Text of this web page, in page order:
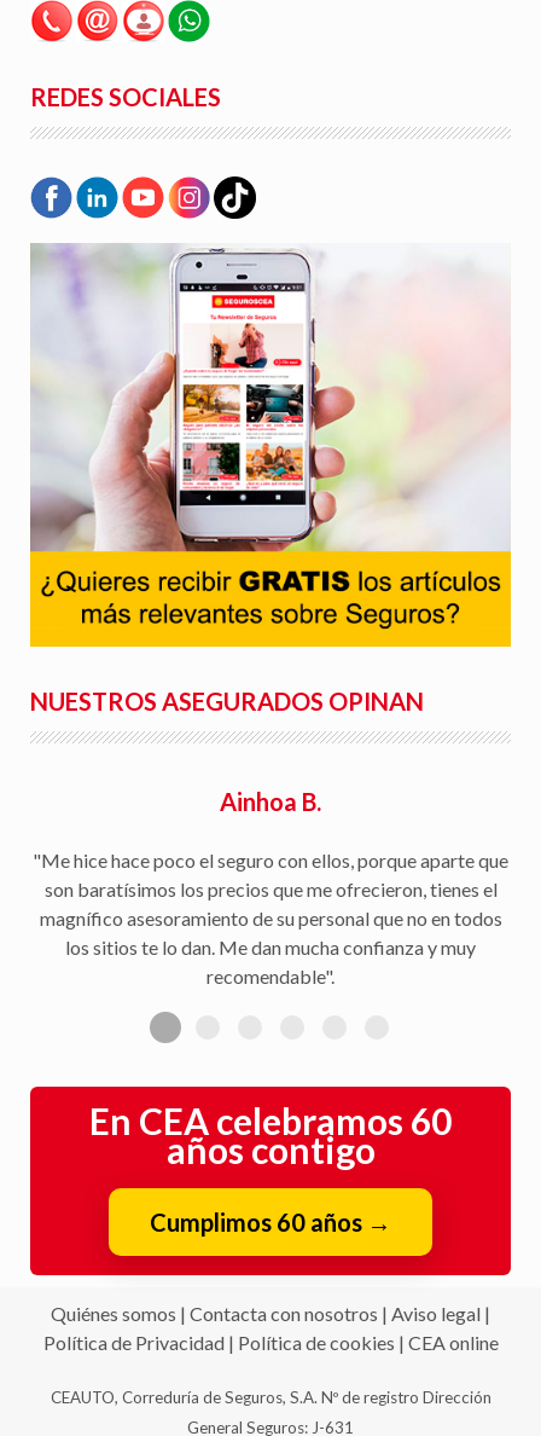
REDES SOCIALES
NUESTROS ASEGURADOS OPINAN
Rafael S.
"Facilidad para la tramitación de siniestros, seguimiento
del parte a la aseguradora, y rapidez en la gestión con la
peritación y demás trámites".
En CEA celebramos 60
años contigo
Política de Privacidad|Política de cookies|CEA online
General Seguros: J-631